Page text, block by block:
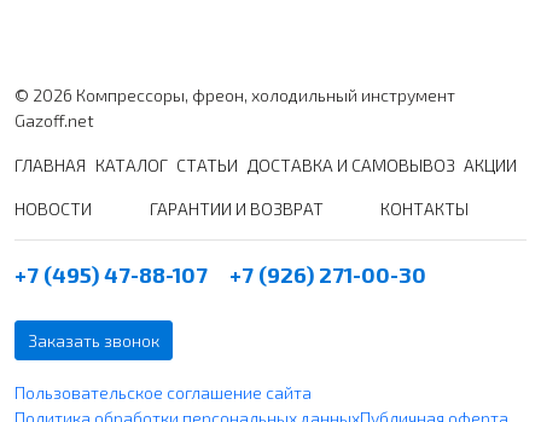
© 2026 Компрессоры, фреон, холодильный инструмент
Gazoff.net
ГЛАВНАЯ КАТАЛОГ СТАТЬИ ДОСТАВКА И САМОВЫВОЗ АКЦИИ
НОВОСТИ ГАРАНТИИ И ВОЗВРАТ КОНТАКТЫ
+7 (495) 47-88-107 +7 (926) 271-00-30
Заказать звонок
Пользовательское соглашение сайта
Политика обработки персональных данныхПубличная оферта